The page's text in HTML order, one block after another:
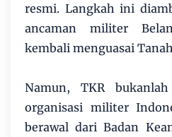
resmi. Langkah ini
ancaman militer
kembali menguasai
Namun, TKR
organisasi militer
berawal dari Badan